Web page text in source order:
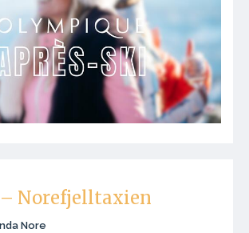
Norefjelltaxien
Nore